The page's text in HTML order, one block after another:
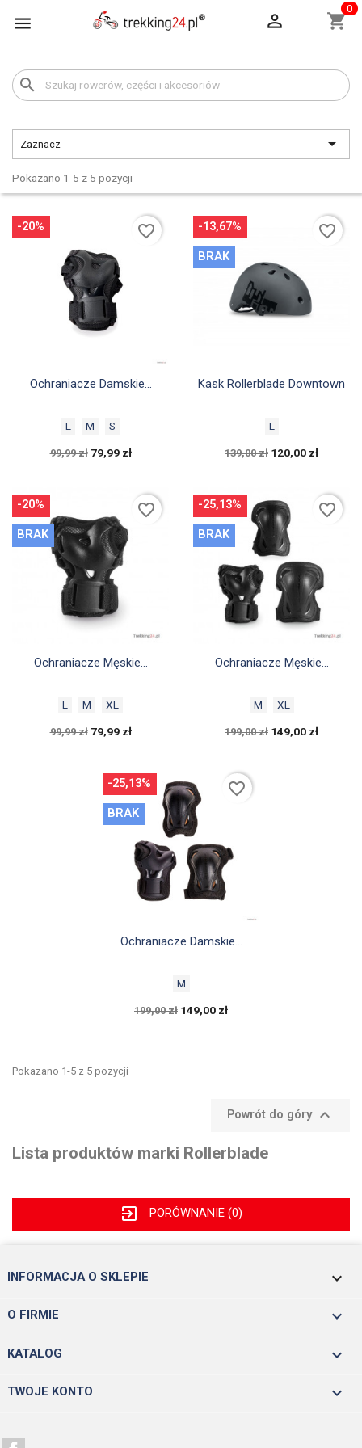
 shopping_cart
0

search
Zaznacz 
Pokazano 1-5 z 5 pozycji
Szybki podgląd
Ochraniacze Damskie...
L M S
99,99 zł 79,99 zł
-20% favorite_border
Szybki podgląd
Kask Rollerblade Downtown
L
139,00 zł 120,00 zł
-13,67%
BRAK
favorite_border
Szybki podgląd
Ochraniacze Męskie...
L M XL
99,99 zł 79,99 zł
-20%
BRAK
favorite_border
Szybki podgląd
Ochraniacze Męskie...
M XL
199,00 zł 149,00 zł
-25,13%
BRAK
favorite_border
Szybki podgląd
Ochraniacze Damskie...
M
199,00 zł 149,00 zł
-25,13%
BRAK
favorite_border
Pokazano 1-5 z 5 pozycji
Powrót do góry 
Lista produktów marki Rollerblade
exit_to_app PORÓWNANIE (0)
INFORMACJA O SKLEPIE keyboard_arrow_down
O FIRMIE 
KATALOG 
TWOJE KONTO 